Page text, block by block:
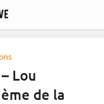
Lou
de la